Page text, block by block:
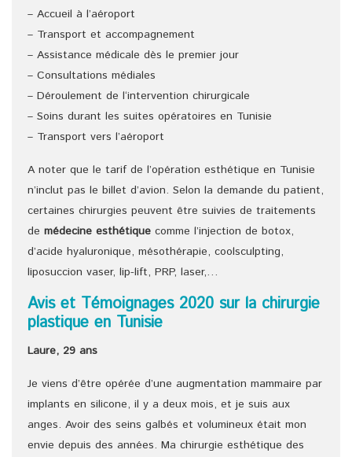
– Accueil à l’aéroport
– Transport et accompagnement
– Assistance médicale dès le premier jour
– Consultations médiales
– Déroulement de l‘intervention chirurgicale
– Soins durant les suites opératoires en Tunisie
– Transport vers l’aéroport
A noter que le tarif de l’opération esthétique en Tunisie
n’inclut pas le billet d’avion. Selon la demande du patient,
certaines chirurgies peuvent être suivies de traitements
de médecine esthétique comme l’injection de botox,
d’acide hyaluronique, mésothérapie, coolsculpting,
liposuccion vaser, lip-lift, PRP, laser,…
Avis et Témoignages 2020 sur la chirurgie
plastique en Tunisie
Laure, 29 ans
Je viens d’être opérée d’une augmentation mammaire par
implants en silicone, il y a deux mois, et je suis aux
anges. Avoir des seins galbés et volumineux était mon
envie depuis des années. Ma chirurgie esthétique des